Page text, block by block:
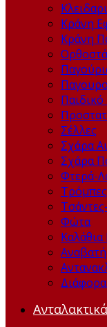
Κράνη
Κράνη
Σέλλες
Σχάρα
Σχάρα
Φτερά-
Φώτα
Καλάθια
Ανταλακτικά